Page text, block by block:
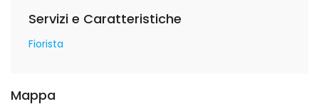
Servizi e Caratteristiche
Fiorista
Mappa